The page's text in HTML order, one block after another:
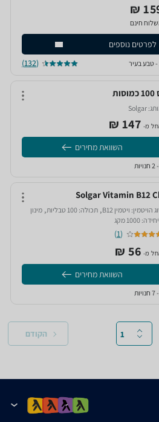
159
חינם
לפרטים נוספים
- טבע בעיר (132)
Solgar‏
מ- 147‏ ₪
השוואת מחירים
הויטמין: ויטמין B12‏ ,תכולה:100 טבליות‏ ,מינון
1000 מקג‏
(
1
)
מ- 56‏ ₪
השוואת מחירים
הקודם